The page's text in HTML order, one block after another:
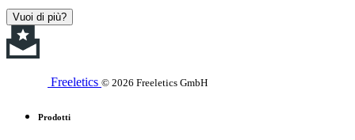
Vuoi di più?
Freeletics © 2026 Freeletics GmbH
Prodotti